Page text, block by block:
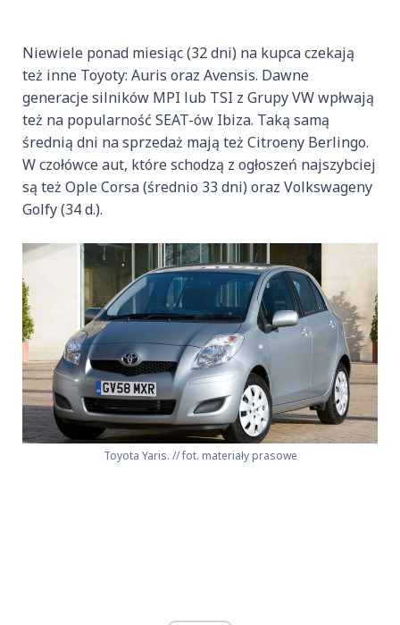
Niewiele ponad miesiąc (32 dni) na kupca czekają
też inne Toyoty: Auris oraz Avensis. Dawne
generacje silników MPI lub TSI z Grupy VW wpłwają
też na popularność SEAT-ów Ibiza. Taką samą
średnią dni na sprzedaż mają też Citroeny Berlingo.
W czołówce aut, które schodzą z ogłoszeń najszybciej
są też Ople Corsa (średnio 33 dni) oraz Volkswageny
Golfy (34 d.).
Toyota Yaris. // fot. materiały prasowe